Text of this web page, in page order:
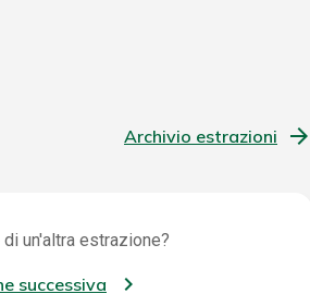
Archivio estrazioni
un'altra estrazione?
successiva